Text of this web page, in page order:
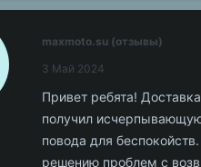
maxmoto.su (отзывы)
3 Май 2024
Привет ребята!
получил
повода для
решению проблем с